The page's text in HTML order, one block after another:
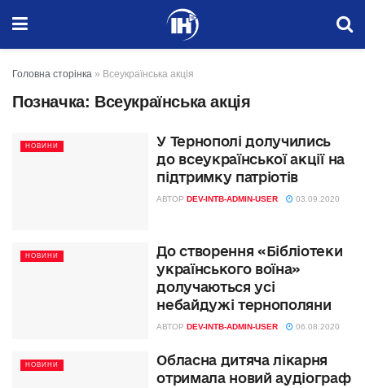
Головна сторінка » Всеукраїнська акція
Позначка: Всеукраїнська акція
НОВИНИ
У Тернополі долучились
до всеукраїнської акції на
підтримку патріотів
АВТОР DEV-INTB-ADMIN-USER 03.09.2020
НОВИНИ
До створення «Бібліотеки
українського воїна»
долучаються усі
небайдужі тернополяни
АВТОР DEV-INTB-ADMIN-USER 06.08.2020
НОВИНИ
Обласна дитяча лікарня
отримала новий аудіограф